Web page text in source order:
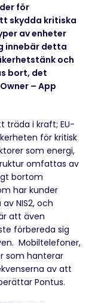
för
skydda kritiska
av enheter
innebär detta
och
bort, det
– App
träda i kraft; EU-
för kritisk
som energi,
omfattas av
bortom
har kunder
NIS2, och
att även
förbereda sig
Mobiltelefoner,
som hanterar
av att
Pontus.